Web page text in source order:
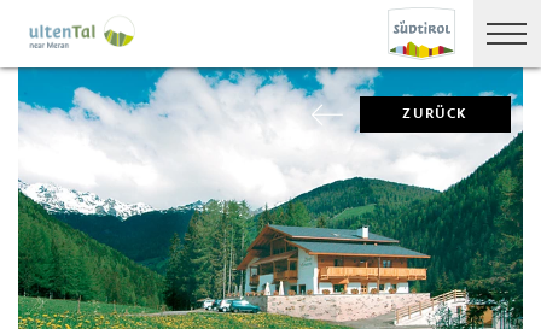
ZURÜCK